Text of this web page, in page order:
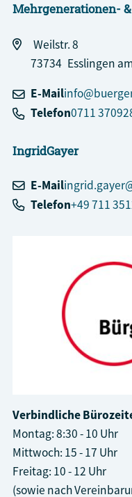
Mehrgenerationen-
Weilstr. 8
73734 Esslingen
E-Mail
Telefon0711
IngridGayer
E-Mail
Telefon+49 711
Verbindliche
Montag: 8:30 - 10 Uhr
Mittwoch: 15 - 17 Uhr
Freitag: 10 - 12 Uhr
(sowie nach